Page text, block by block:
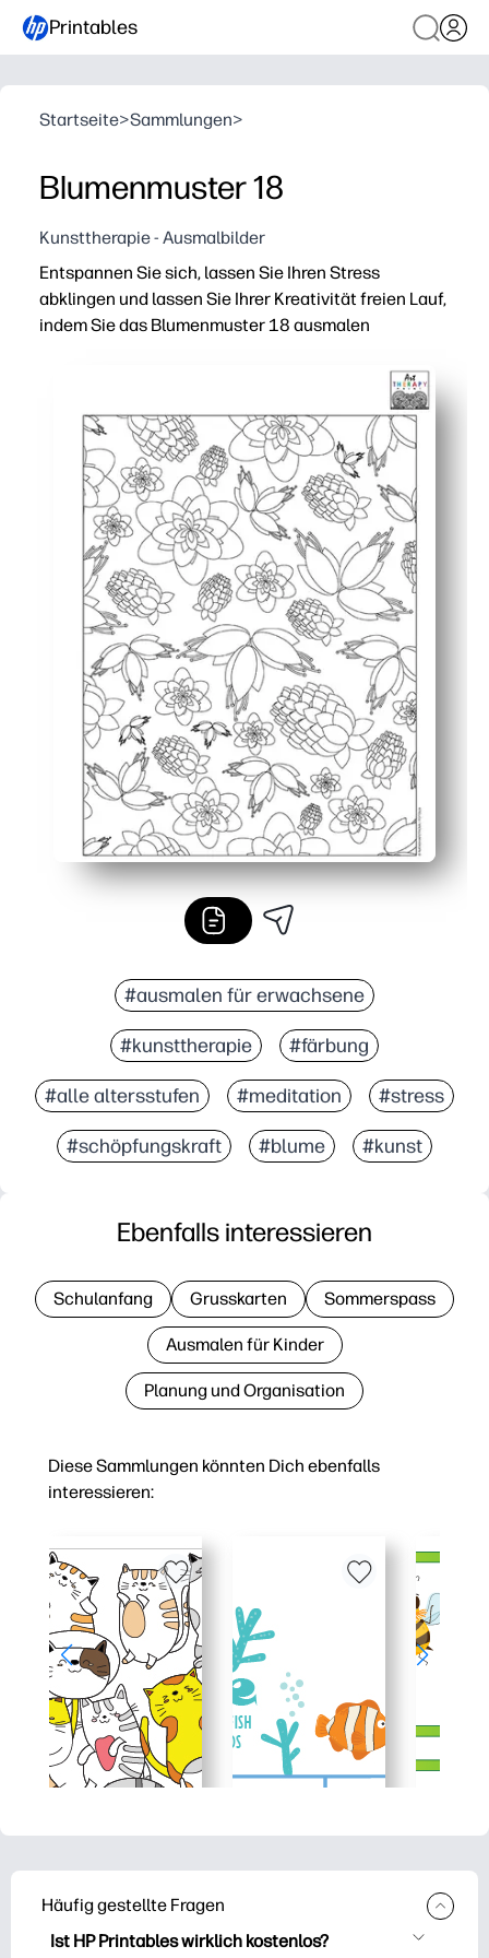
Printables
Startseite>Sammlungen>
Blumenmuster 18
Kunsttherapie - Ausmalbilder
Entspannen Sie sich, lassen Sie Ihren Stress
abklingen und lassen Sie Ihrer Kreativität freien Lauf,
indem Sie das Blumenmuster 18 ausmalen
Einfach ausdrucken und loslegen — keine
Aufwendige Blumen geben Ihrem Gehirn einen
Funktioniert mit Stiften, Markern oder Gelschreibern
Drucken Sie es immer wieder neu aus — teilen Sie es
#ausmalen für erwachsene
#kunsttherapie #färbung
#alle altersstufen #meditation #stress
#schöpfungskraft #blume #kunst
Diese Sammlungen könnten Dich ebenfalls
interessieren:
Ebenfalls interessieren
Schulanfang Grusskarten Sommerspass
Ausmalen für Kinder
Planung und Organisation
Häufig gestellte Fragen
Ist HP Printables wirklich kostenlos?